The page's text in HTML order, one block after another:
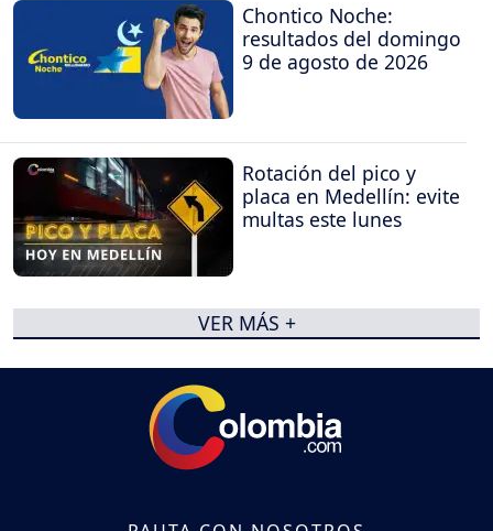
Chontico Noche:
resultados del domingo
9 de agosto de 2026
Rotación del pico y
placa en Medellín: evite
multas este lunes
VER MÁS +